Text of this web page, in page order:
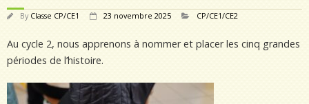
By Classe CP/CE1 23 novembre 2025 CP/CE1/CE2
Au cycle 2, nous apprenons à nommer et placer les cinq grandes
périodes de l’histoire.